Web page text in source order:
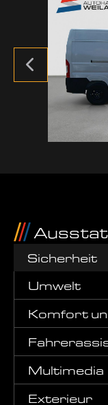
Sicherheit
Umwelt
Komfort
Multimedia
Exterieur